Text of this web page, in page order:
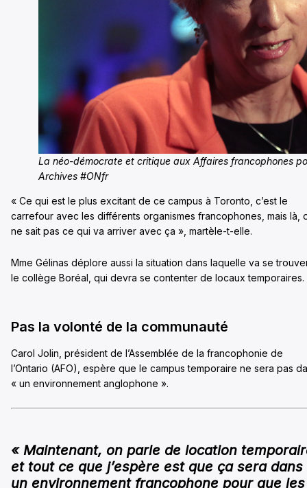
La néo-démocrate et critique aux Affaires francophones
Archives #ONfr
« Ce qui est le plus excitant de ce campus à Toronto, c’est le
carrefour avec les différents organismes francophones, mais là,
ne sait pas ce qui va arriver avec ça », martèle-t-elle.
Mme Gélinas déplore aussi la situation dans laquelle va se
le collège Boréal, qui devra se contenter de locaux temporaires.
Pas la volonté de la communauté
Carol Jolin, président de l’Assemblée de la francophonie de
l’Ontario (AFO), espère que le campus temporaire ne sera pas
« un environnement anglophone ».
« Maintenant, on parle de location
et tout ce que j’espère est que ça sera dans
un environnement francophone pour que les